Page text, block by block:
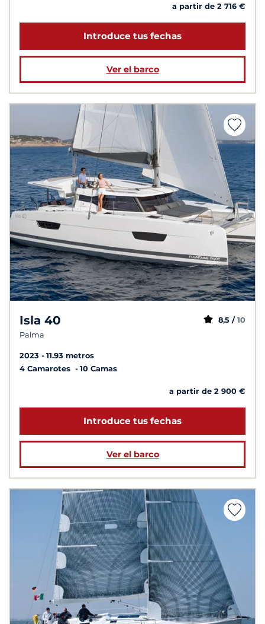
a partir de 2 716 €
Introduce tus fechas
Ver el barco
Isla 40
Palma
8,5 / 10
2023
11.93 metros
4 Camarotes
10 Camas
a partir de 2 900 €
Introduce tus fechas
Ver el barco